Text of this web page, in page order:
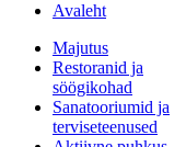
Avaleht
Majutus
Restoranid ja
söögikohad
Sanatooriumid ja
terviseteenused